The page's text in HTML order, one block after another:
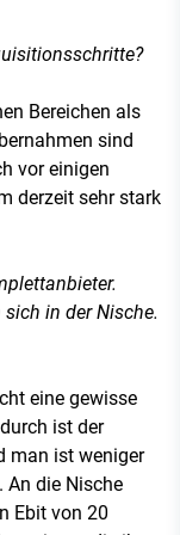
Bereichen als
sind
vor einigen
derzeit sehr stark
in der Nische.
eine gewisse
ist der
man ist weniger
An die Nische
Ebit von 20